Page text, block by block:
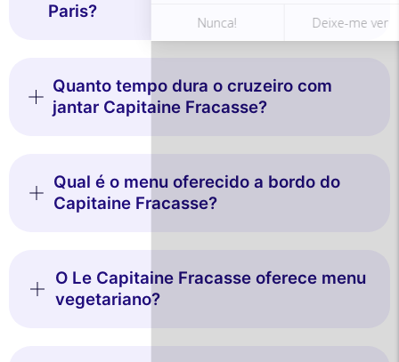
Paris?
Quanto tempo dura o cruzeiro com
jantar Capitaine Fracasse?
Qual é o menu oferecido a bordo do
Capitaine Fracasse?
O Le Capitaine Fracasse oferece menu
vegetariano?